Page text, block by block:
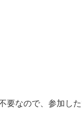
要なので、参加し